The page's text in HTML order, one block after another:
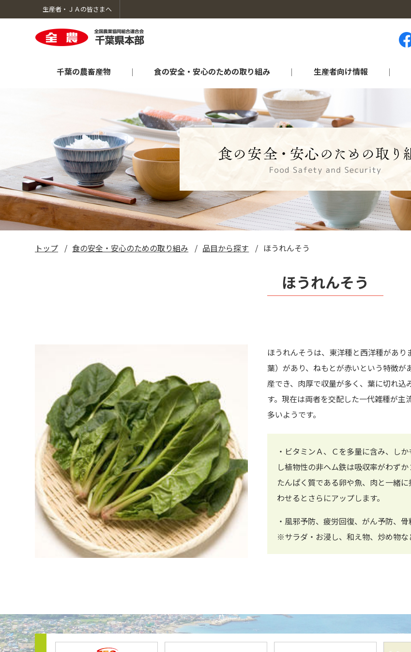
生産者・ＪＡの皆さまへ
千葉の農畜産物 食の安全・安心のための取り組み 生産者向け情報
ランキング等（統計資料）
オンラインショップ「ＪＡタウン」
食の安全・安心のための取り組みのトップへ 品目から探す
営農情報
肥料農薬情報
暮らしのサービスのトップへ
ＪＡ全農ちばについてのトップへ 各部門のご紹介
採用情報
トップ 食の安全・安心のための取り組み 品目から探す ほうれんそう
ほうれんそう
ほうれんそうは、東洋種と西洋種があ
葉）があり、ねもとが赤いという特徴が
産でき、肉厚で収量が多く、葉に切れ
す。現在は両者を交配した一代雑種が
多いようです。
・ビタミンＡ、Ｃを多量に含み、し
し植物性の非ヘム鉄は吸収率がわず
たんぱく質である卵や魚、肉と一緒
わせるとさらにアップします。
・風邪予防、疲労回復、がん予防、
※サラダ・お浸し、和え物、炒め物な